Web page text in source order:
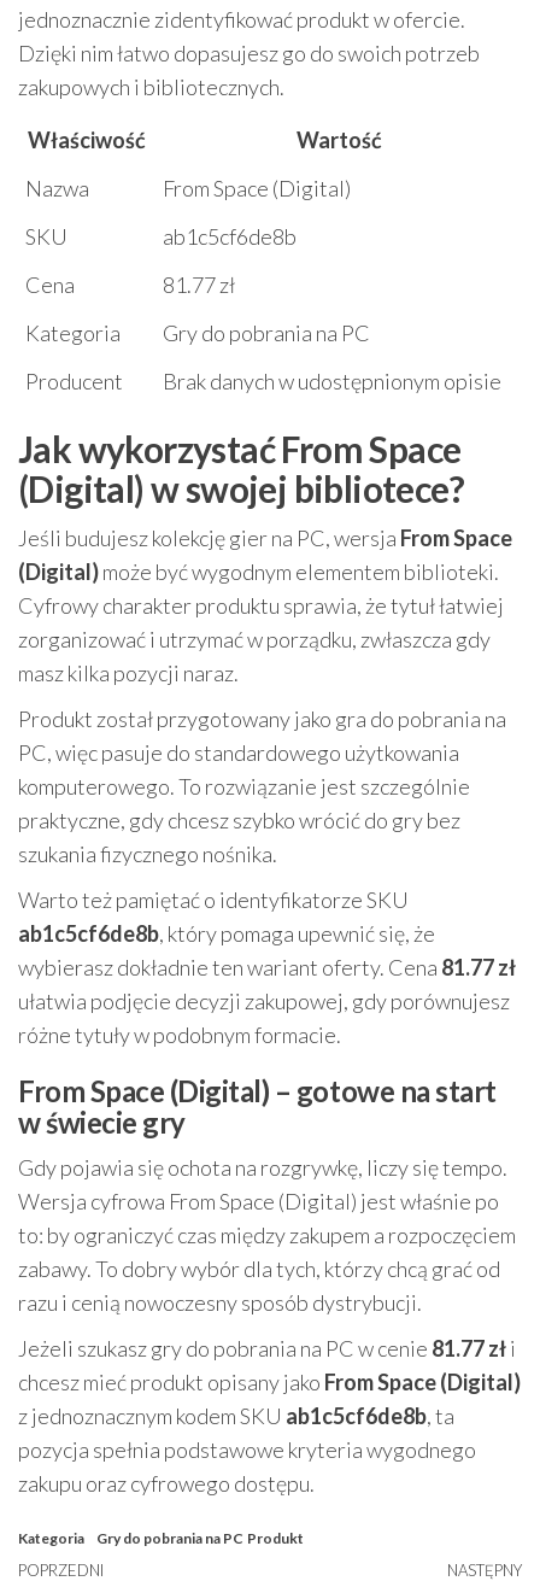
jednoznacznie zidentyfikować produkt w ofercie.
Dzięki nim łatwo dopasujesz go do swoich potrzeb
zakupowych i bibliotecznych.
Właściwość
Wartość
Nazwa
From Space (Digital)
SKU
ab1c5cf6de8b
Cena
81.77 zł
Kategoria
Gry do pobrania na PC
Producent
Brak danych w udostępnionym opisie
Jak wykorzystać From Space
(Digital) w swojej bibliotece?
Jeśli budujesz kolekcję gier na PC, wersja From Space
(Digital)może być wygodnym elementem biblioteki.
Cyfrowy charakter produktu sprawia, że tytuł łatwiej
zorganizować i utrzymać w porządku, zwłaszcza gdy
masz kilka pozycji naraz.
Produkt został przygotowany jako gra do pobrania na
PC, więc pasuje do standardowego użytkowania
komputerowego. To rozwiązanie jest szczególnie
praktyczne, gdy chcesz szybko wrócić do gry bez
szukania fizycznego nośnika.
Warto też pamiętać o identyfikatorze SKU
ab1c5cf6de8b, który pomaga upewnić się, że
wybierasz dokładnie ten wariant oferty. Cena 81.77 zł
ułatwia podjęcie decyzji zakupowej, gdy porównujesz
różne tytuły w podobnym formacie.
From Space (Digital) – gotowe na start
w świecie gry
Gdy pojawia się ochota na rozgrywkę, liczy się tempo.
Wersja cyfrowa From Space (Digital) jest właśnie po
to: by ograniczyć czas między zakupem a rozpoczęciem
zabawy. To dobry wybór dla tych, którzy chcą grać od
razu i cenią nowoczesny sposób dystrybucji.
Jeżeli szukasz gry do pobrania na PC w cenie 81.77 złi
chcesz mieć produkt opisany jako From Space (Digital)
z jednoznacznym kodem SKU ab1c5cf6de8b, ta
pozycja spełnia podstawowe kryteria wygodnego
zakupu oraz cyfrowego dostępu.
Kategoria Gry do pobrania na PC Produkt
Poprzedni
POPRZEDNI NASTĘPNY